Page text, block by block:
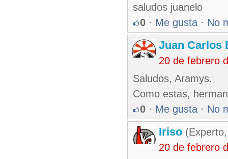
saludos juanelo
0 · Me gusta · No
Juan Carlos
20 de febrero
Saludos, Aramys.
Como estas,
0 · Me gusta · No
Iriso
20 de febrero